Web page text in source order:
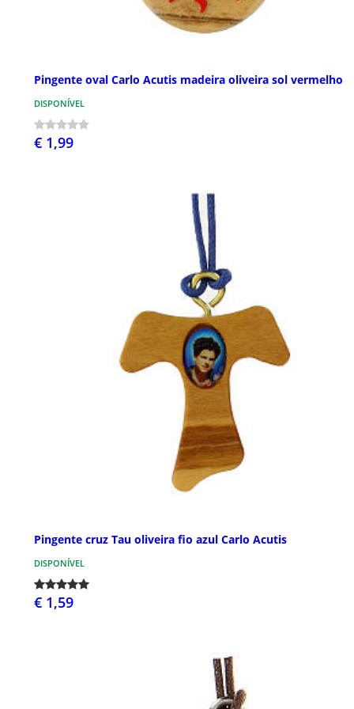
Pingente oval Carlo Acutis madeira oliveira sol vermelho
DISPONÍVEL
€ 1,99
Pingente cruz Tau oliveira fio azul Carlo Acutis
DISPONÍVEL
€ 1,59